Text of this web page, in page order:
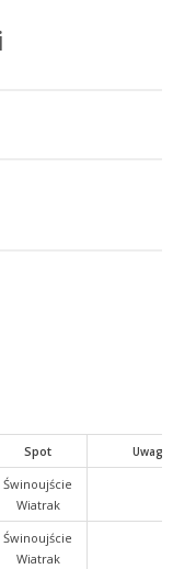
Spot Uwagi
Świnoujście
Wiatrak
Świnoujście
Wiatrak